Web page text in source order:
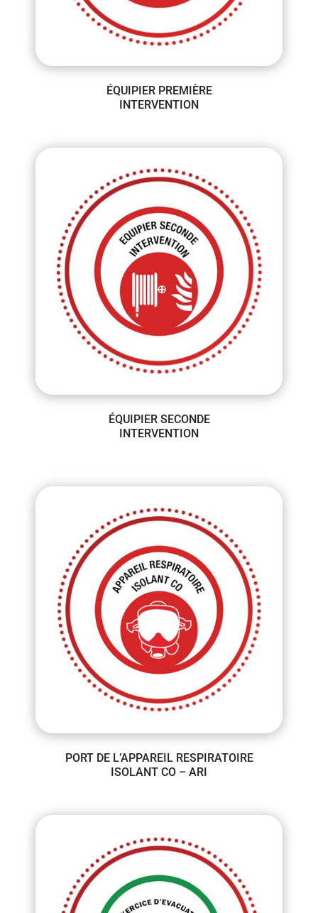
ÉQUIPIER PREMIÈRE
INTERVENTION
ÉQUIPIER SECONDE
INTERVENTION
PORT DE L’APPAREIL RESPIRATOIRE
ISOLANT CO – ARI